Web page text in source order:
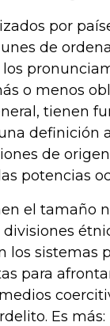
por
de
los
o menos
tienen
definición
de
potencias
el tamaño
los sistemas
para
Es